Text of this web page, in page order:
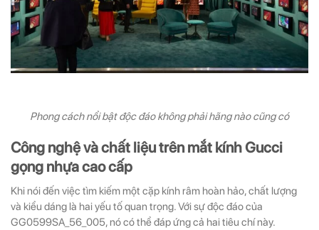
Phong cách nổi bật độc đáo không phải hãng nào cũng có
Công nghệ và chất liệu trên mắt kính Gucci
gọng nhựa cao cấp
Khi nói đến việc tìm kiếm một cặp kính râm hoàn hảo, chất lượng
và kiểu dáng là hai yếu tố quan trọng. Với sự độc đáo của
GG0599SA_56_005, nó có thể đáp ứng cả hai tiêu chí này.